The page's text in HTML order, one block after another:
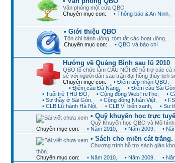
Văn phòng một cửa QBO
Chuyên mục con:
• Thông báo & An Ninh
• Giới thiệu QBO
Tôn chỉ hành động, tóm tắt các hoạt động...
Chuyên mục con:
• QBO và báo chí
Hướng về Quảng Bình sau lũ 2010
QBO tổ chức làm CẦU NỐI để hỗ trợ các cá
sẻ với người dân sau trận đại hồng thủy lịch
Chuyên mục con:
• Điểm tiếp nhận QBO
• Điểm cầu Đà Nẵng
• Điểm cầu Sài Gòn
• Tuổi trẻ THỦ ĐÔ
• Cộng đồng WebTreTho •
• Sư thầy ở Sài Gòn
• Cộng đồng Nhân Việt •
• CLB Lữ hành Hà Nội
• CLB Vì biển xanh • Sư
• Quỹ khuyến học trực
Quỹ Khuyến học QBO và Mô
Chuyên mục con:
• Năm 2010 • Năm 2009 •
• Sách cho miền cát trắng.
Chương trình hỗ trợ sách giáo
thôn.
Chuyên mục con:
• Năm 2010 • Năm 2009 •